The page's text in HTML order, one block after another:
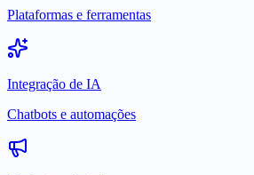
Plataformas e ferramentas
Integração de IA
Chatbots e automações